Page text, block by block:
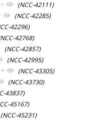
+ (NCC-42111)
(NCC-42285)
42296)
42768)
(NCC-42857)
(NCC-42995)
+ (NCC-43305)
(NCC-43730)
43837)
45167)
(NCC-45231)